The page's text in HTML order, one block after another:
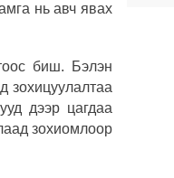
нь авч явах
биш. Бэлэн
зохицуулалтаа
дээр цагдаа
зохиомлоор